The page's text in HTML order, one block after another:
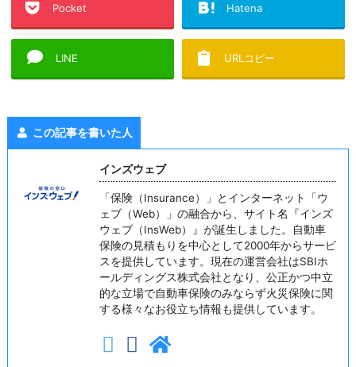
Pocket Hatena
LINE URLコピー
この記事を書いた人
インズウェブ
「保険（Insurance）」とインターネット「ウ
ェブ（Web）」の融合から、サイト名『インズ
ウェブ（InsWeb）』が誕生しました。自動車
保険の見積もりを中心として2000年からサービ
スを提供しています。現在の運営会社はSBIホ
ールディングス株式会社となり、公正かつ中立
的な立場で自動車保険のみならず火災保険に関
する様々なお役立ち情報も提供しています。